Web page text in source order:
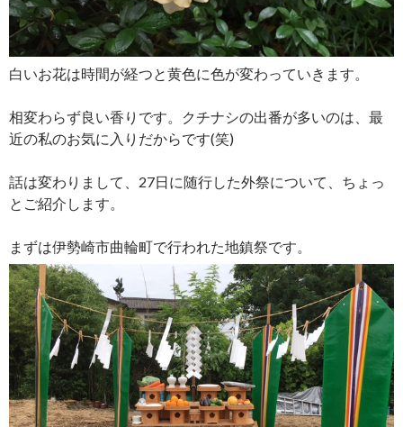
白いお花は時間が経つと黄色に色が変わっていきます。
相変わらず良い香りです。クチナシの出番が多いのは、最
近の私のお気に入りだからです(笑)
話は変わりまして、27日に随行した外祭について、ちょっ
とご紹介します。
まずは伊勢崎市曲輪町で行われた地鎮祭です。